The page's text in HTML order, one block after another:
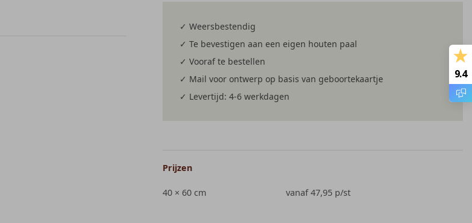
✓ Weersbestendig
✓ Te bevestigen aan een eigen houten paal
✓ Vooraf te bestellen
✓ Mail voor ontwerp op basis van geboortekaartje
✓ Levertijd: 4-6 werkdagen
Prijzen
40 × 60 cm vanaf 47,95 p/st
9.4